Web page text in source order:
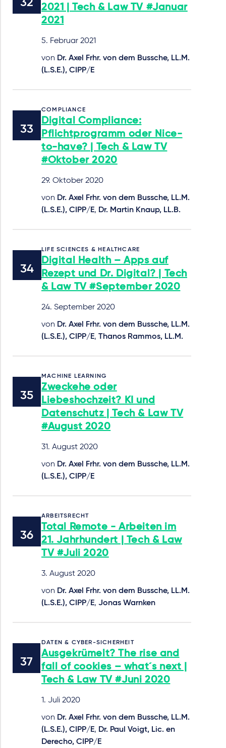
2021 | Tech & Law TV #Januar
2021
5. Februar 2021
von Dr. Axel Frhr. von dem Bussche, LL.M.
(L.S.E.), CIPP/E
COMPLIANCE
Digital Compliance:
Pflichtprogramm oder Nice-
to-have? | Tech & Law TV
#Oktober 2020
29. Oktober 2020
von Dr. Axel Frhr. von dem Bussche, LL.M.
(L.S.E.), CIPP/E, Dr. Martin Knaup, LL.B.
LIFE SCIENCES & HEALTHCARE
Digital Health – Apps auf
Rezept und Dr. Digital? | Tech
& Law TV #September 2020
24. September 2020
von Dr. Axel Frhr. von dem Bussche, LL.M.
(L.S.E.), CIPP/E, Thanos Rammos, LL.M.
MACHINE LEARNING
Zweckehe oder
Liebeshochzeit? KI und
Datenschutz | Tech & Law TV
#August 2020
31. August 2020
von Dr. Axel Frhr. von dem Bussche, LL.M.
(L.S.E.), CIPP/E
ARBEITSRECHT
Total Remote - Arbeiten im
21. Jahrhundert | Tech & Law
TV #Juli 2020
3. August 2020
von Dr. Axel Frhr. von dem Bussche, LL.M.
(L.S.E.), CIPP/E, Jonas Warnken
DATEN & CYBER-SICHERHEIT
Ausgekrümelt? The rise and
fall of cookies – what´s next |
Tech & Law TV #Juni 2020
1. Juli 2020
von Dr. Axel Frhr. von dem Bussche, LL.M.
(L.S.E.), CIPP/E, Dr. Paul Voigt, Lic. en
Derecho, CIPP/E